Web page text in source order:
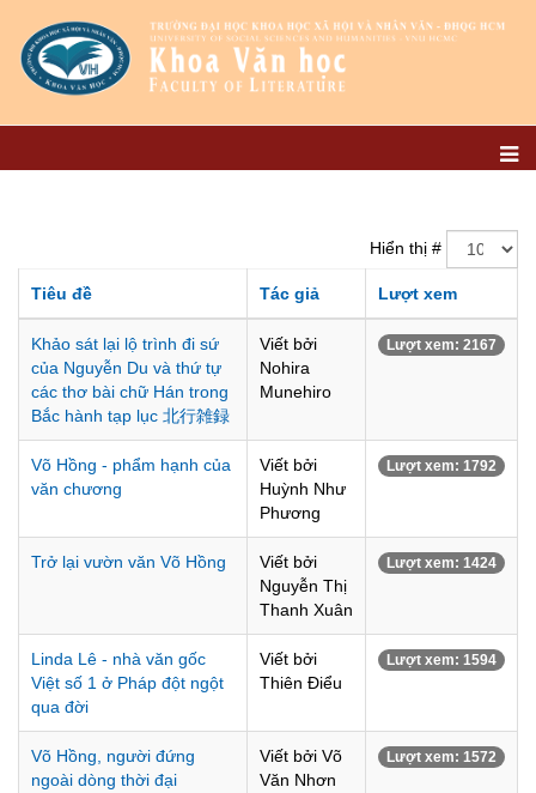
Hiển thị #
Tiêu đề Tác giả Lượt xem
Khảo sát lại lộ trình đi sứ
của Nguyễn Du và thứ tự
các thơ bài chữ Hán trong
Bắc hành tạp lục 北行雑録
Viết bởi
Nohira
Munehiro
Lượt xem: 2167
Võ Hồng - phẩm hạnh của
văn chương
Viết bởi
Huỳnh Như
Phương
Lượt xem: 1792
Trở lại vườn văn Võ Hồng
Viết bởi
Nguyễn Thị
Thanh Xuân
Lượt xem: 1424
Linda Lê - nhà văn gốc
Việt số 1 ở Pháp đột ngột
qua đời
Viết bởi
Thiên Điểu
Lượt xem: 1594
Võ Hồng, người đứng
ngoài dòng thời đại
Viết bởi Võ
Văn Nhơn
Lượt xem: 1572